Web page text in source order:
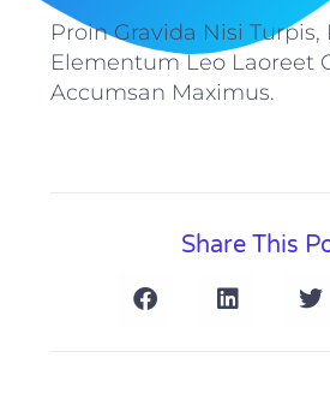
Proin Gravida Nisi Turpis,
Elementum Leo Laoreet
Accumsan Maximus.
Share This